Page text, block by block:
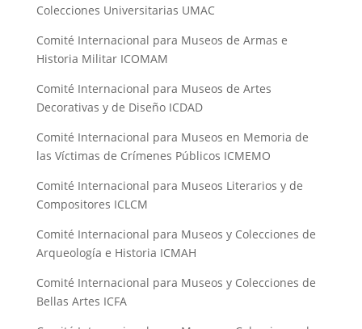
Colecciones Universitarias UMAC
Comité Internacional para Museos de Armas e
Historia Militar ICOMAM
Comité Internacional para Museos de Artes
Decorativas y de Diseño ICDAD
Comité Internacional para Museos en Memoria de
las Víctimas de Crímenes Públicos ICMEMO
Comité Internacional para Museos Literarios y de
Compositores ICLCM
Comité Internacional para Museos y Colecciones de
Arqueología e Historia ICMAH
Comité Internacional para Museos y Colecciones de
Bellas Artes ICFA